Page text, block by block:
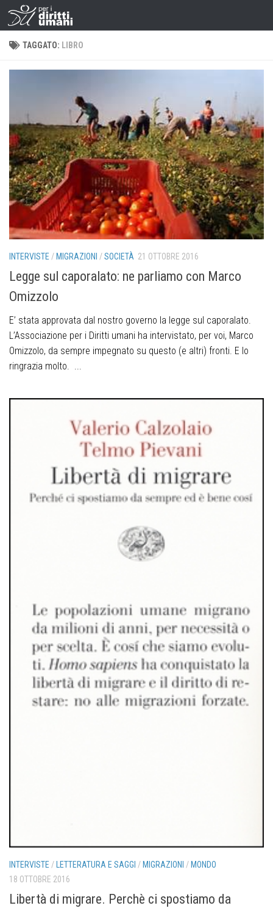
TAGGATO: LIBRO
INTERVISTE / MIGRAZIONI /SOCIETÀ 21 OTTOBRE 2016
Legge sul caporalato: ne parliamo con Marco
Omizzolo
E’ stata approvata dal nostro governo la legge sul caporalato.
L’Associazione per i Diritti umani ha intervistato, per voi, Marco
Omizzolo, da sempre impegnato su questo (e altri) fronti. E lo
ringrazia molto. ...
INTERVISTE / LETTERATURA E SAGGI / MIGRAZIONI / MONDO
18 OTTOBRE 2016
Libertà di migrare. Perchè ci spostiamo da